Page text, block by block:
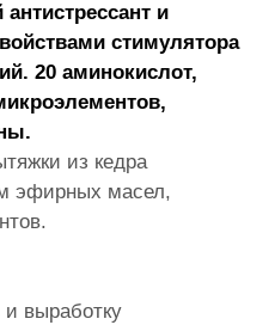
и
стимулятора
20 аминокислот,
из кедра
эфирных масел,
выработку